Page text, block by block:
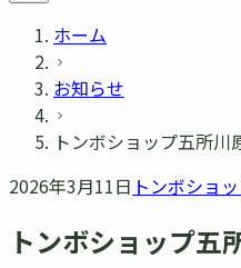
ホーム
お知らせ
トンボショップ五所川
2026年3月11日 トンボショ
トンボショップ五